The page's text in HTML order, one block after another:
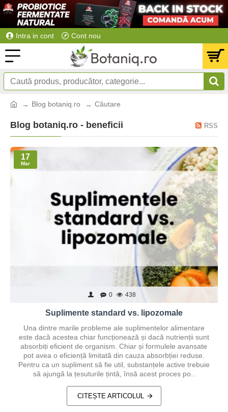
Intra in cont Cont nou
Blog botaniq.ro Căutare
Blog botaniq.ro - beneficii RSS
17
Mar
0 438
Suplimente standard vs. lipozomale
Una dintre marile probleme ale suplimentelor alimentare
este dacă acestea chiar funcționează și dacă nutrienții sunt
absorbiți eficient de organism. Chiar și formulele avansate
pot avea o eficiență limitată din cauza absorbției reduse.
Pentru ca un supliment să fie util, substanțele active trebuie
să ajungă la țesuturile țintă, însă acest proces po..
CITEȘTE ARTICOLUL